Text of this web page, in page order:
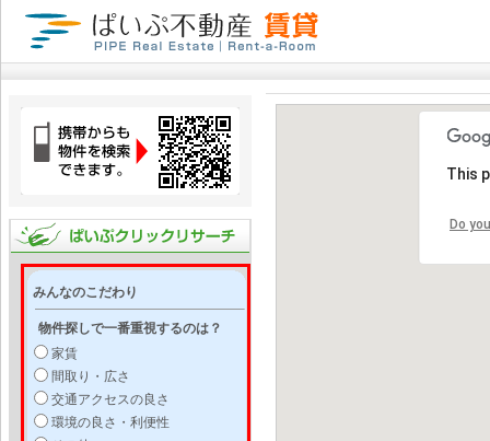
みんなのこだわり
物件探しで一番重視するのは？
家賃
間取り・広さ
交通アクセスの良さ
環境の良さ・利便性
This
Do